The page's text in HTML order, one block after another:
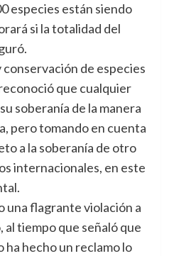
especies están siendo
si la totalidad del
de especies
que cualquier
soberanía de la manera
pero tomando en cuenta
a la soberanía de otro
internacionales, en este
una flagrante violación a
tiempo que señaló que
ha hecho un reclamo lo